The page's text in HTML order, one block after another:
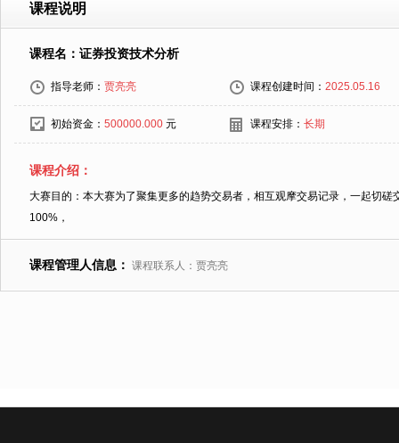
课程说明
课程名：证券投资技术分析
指导老师： 贾亮亮 课程创建时间： 2025.05.16
初始资金： 500000.000 元 课程安排： 长期
课程介绍：
大赛目的：本大赛为了聚集更多的趋势交易者，相互观摩交易记录，一起切
100%，
课程管理人信息： 课程联系人：贾亮亮